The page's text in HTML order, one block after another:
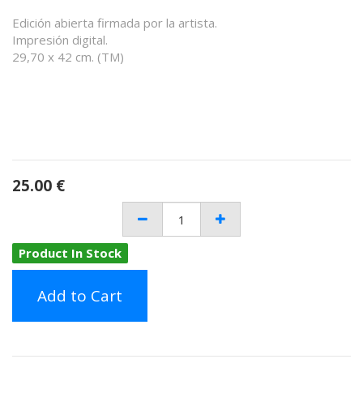
Edición abierta firmada por la artista.
Impresión digital.
29,70 x 42 cm. (TM)
25.00 €
Product In Stock
Add to Cart